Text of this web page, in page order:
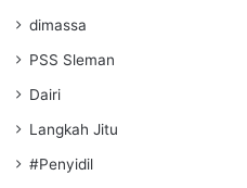
dimassa
PSS Sleman
Dairi
Langkah Jitu
#Penyidil